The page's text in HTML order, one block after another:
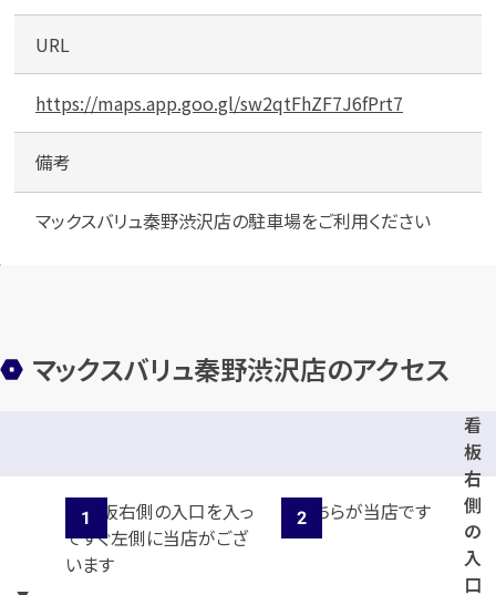
URL
https://maps.app.goo.gl/sw2qtFhZF7J6fPrt7
備考
マックスバリュ秦野渋沢店の駐車場をご利用ください
マックスバリュ秦野渋沢店のアクセス
看
板
右
側
の
入
口